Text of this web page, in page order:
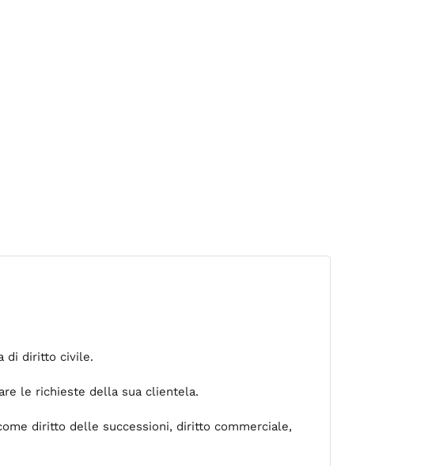
di diritto civile.
le richieste della sua clientela.
diritto delle successioni, diritto commerciale,